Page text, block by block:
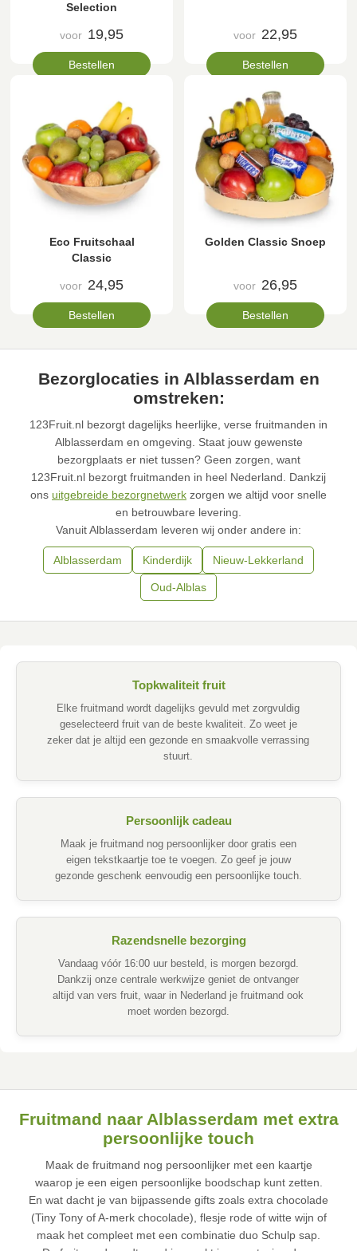
Selection
voor 19,95
Bestellen
voor 22,95
Bestellen
Eco Fruitschaal
Classic
voor 24,95
Bestellen
Golden Classic Snoep
voor 26,95
Bestellen
Bezorglocaties in Alblasserdam en
omstreken:
123Fruit.nl bezorgt dagelijks heerlijke, verse fruitmanden in
Alblasserdam en omgeving. Staat jouw gewenste
bezorgplaats er niet tussen? Geen zorgen, want
123Fruit.nl bezorgt fruitmanden in heel Nederland. Dankzij
ons uitgebreide bezorgnetwerk zorgen we altijd voor snelle
en betrouwbare levering.
Vanuit Alblasserdam leveren wij onder andere in:
Alblasserdam Kinderdijk Nieuw-Lekkerland
Oud-Alblas
Topkwaliteit fruit
Elke fruitmand wordt dagelijks gevuld met zorgvuldig
geselecteerd fruit van de beste kwaliteit. Zo weet je
zeker dat je altijd een gezonde en smaakvolle verrassing
stuurt.
Persoonlijk cadeau
Maak je fruitmand nog persoonlijker door gratis een
eigen tekstkaartje toe te voegen. Zo geef je jouw
gezonde geschenk eenvoudig een persoonlijke touch.
Razendsnelle bezorging
Vandaag vóór 16:00 uur besteld, is morgen bezorgd.
Dankzij onze centrale werkwijze geniet de ontvanger
altijd van vers fruit, waar in Nederland je fruitmand ook
moet worden bezorgd.
Fruitmand naar Alblasserdam met extra
persoonlijke touch
Maak de fruitmand nog persoonlijker met een kaartje
waarop je een eigen persoonlijke boodschap kunt zetten.
En wat dacht je van bijpassende gifts zoals extra chocolade
(Tiny Tony of A-merk chocolade), flesje rode of witte wijn of
maak het compleet met een combinatie duo Schulp sap.